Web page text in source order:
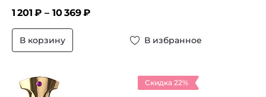
1 201 ₽ – 10 369₽
В корзину В избранное
Скидка 22%